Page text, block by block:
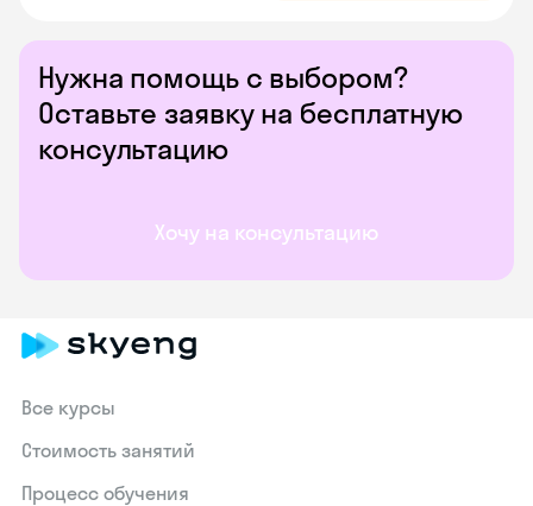
Нужна помощь с выбором?
Оставьте заявку на бесплатную
консультацию
Хочу на консультацию
Все курсы
Стоимость занятий
Процесс обучения